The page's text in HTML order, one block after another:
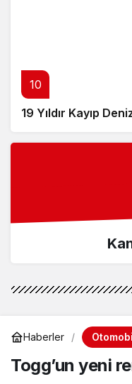
10
19 Yıldır Kayıp
Haberler
Togg’un yeni